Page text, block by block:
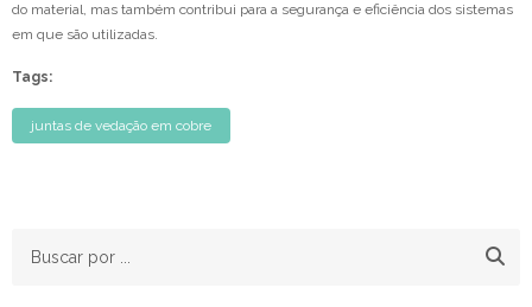
do material, mas também contribui para a segurança e eficiência dos sistemas
em que são utilizadas.
Tags:
juntas de vedação em cobre